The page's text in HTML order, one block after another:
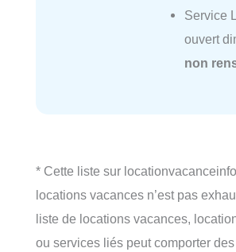
Service
ouvert
non
* Cette liste sur
locations vacances n’est pas
liste de locations vacances,
ou services liés peut comporter